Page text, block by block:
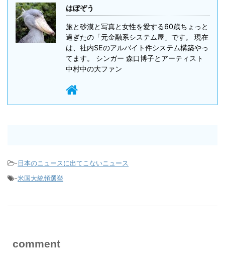
はぼぞう
旅と砂漠と写真と女性を愛する60歳ちょっと
過ぎたの「元金融系システム屋」です。 現在
は、社内SEのアルバイト件システム構築やっ
てます。 シンガー 森口博子とアーティスト
中村中の大ファン
-日本のニュースに出てこないニュース
-米国大統領選挙
comment